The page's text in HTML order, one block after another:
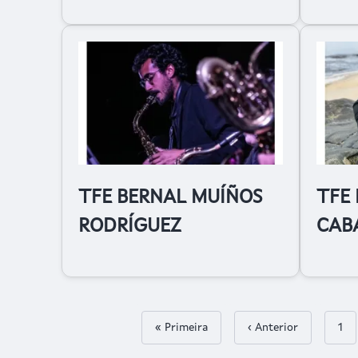
TFE BERNAL MUÍÑOS
RODRÍGUEZ
First page
« Primeira Páxina anterior
‹ Anterior 1